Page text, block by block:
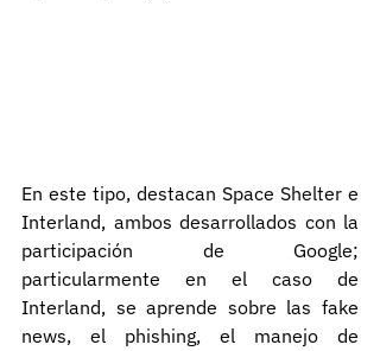
En este tipo, destacan Space Shelter e
Interland, ambos desarrollados con la
participación de Google;
particularmente en el caso de
Interland, se aprende sobre las fake
news, el phishing, el manejo de